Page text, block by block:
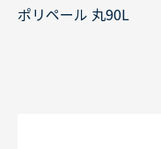
ポリペール 丸90L